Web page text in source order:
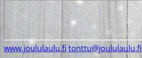
www.joululaulu.fitonttu@joululaulu.fi